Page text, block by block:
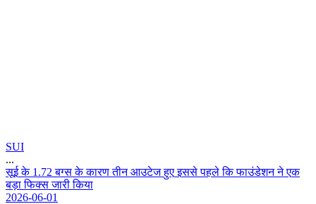
SUI
...
सई क 1 .72 बगस क करण तन आउटज हए इसस पहल क फउडशन न एक
बड फकस जर कय
2026-06-01